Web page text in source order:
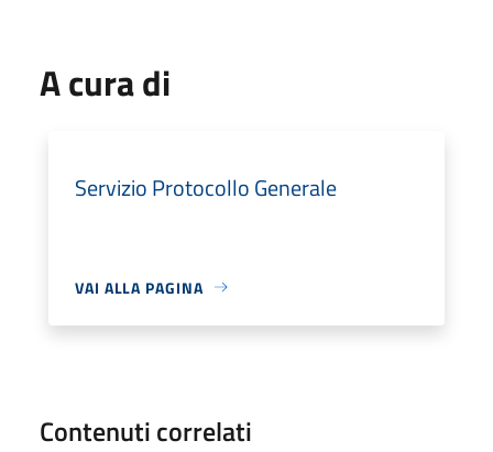
A cura di
Servizio Protocollo Generale
VAI ALLA PAGINA
Contenuti correlati